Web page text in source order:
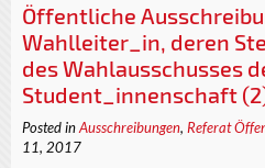
Öffentliche
Wahlleiter_in, deren
des Wahlausschusses
Student_innenschaft
Posted inAusschreibungen, Referat
11, 2017